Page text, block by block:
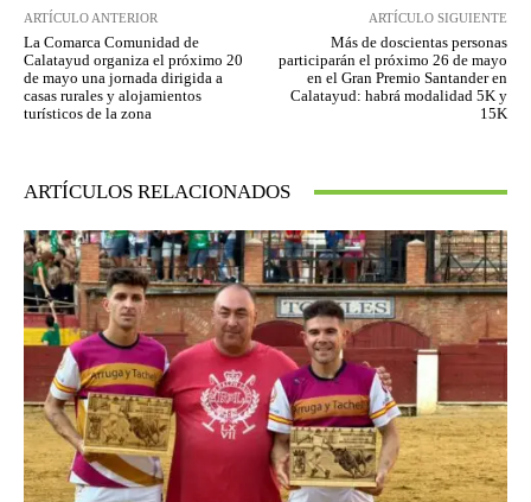
ARTÍCULO ANTERIOR
La Comarca Comunidad de
Calatayud organiza el próximo 20
de mayo una jornada dirigida a
casas rurales y alojamientos
turísticos de la zona
ARTÍCULO SIGUIENTE
Más de doscientas personas
participarán el próximo 26 de mayo
en el Gran Premio Santander en
Calatayud: habrá modalidad 5K y
15K
ARTÍCULOS RELACIONADOS